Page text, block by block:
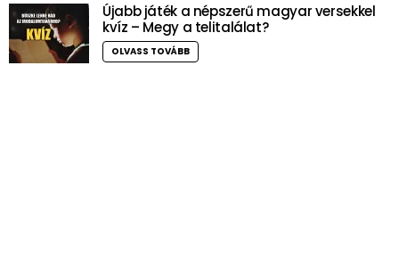
Újabb játék a népszerű magyar versekkel
kvíz – Megy a telitalálat?
OLVASS TOVÁBB